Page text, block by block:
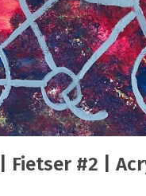
Fietser #2 |